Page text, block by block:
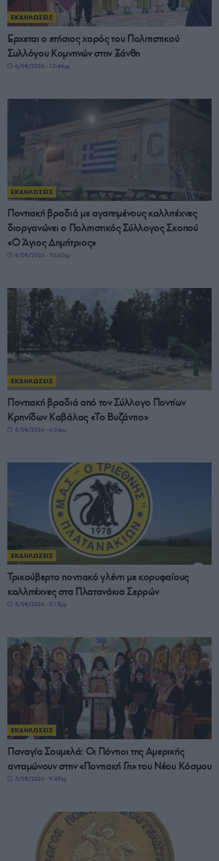
ΕΚΔΗΛΩΣΕΙΣ
Έρχεται ο ετήσιος χορός του Πολιτιστικού
Συλλόγου Κομνηνών στην Ξάνθη
6/08/2026 - 12:46μμ
ΕΚΔΗΛΩΣΕΙΣ
Ποντιακή βραδιά με αγαπημένους καλλιτέχνες
διοργανώνει ο Πολιτιστικός Σύλλογος Σκοπού
«Ο Άγιος Δημήτριος»
6/08/2026 - 10:42πμ
ΕΚΔΗΛΩΣΕΙΣ
Ποντιακή βραδιά από τον Σύλλογο Ποντίων
Κρηνίδων Καβάλας «Το Βυζάντιο»
5/08/2026 - 6:54μμ
ΕΚΔΗΛΩΣΕΙΣ
Τρικούβερτο ποντιακό γλέντι με κορυφαίους
καλλιτέχνες στα Πλατανάκια Σερρών
5/08/2026 - 5:15μμ
ΕΚΔΗΛΩΣΕΙΣ
Παναγία Σουμελά: Οι Πόντιοι της Αμερικής
ανταμώνουν στην «Ποντιακή Γη» του Νέου Κόσμου
5/08/2026 - 9:45πμ